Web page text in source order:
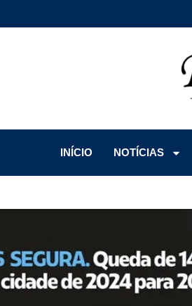
INÍCIO
NOTÍCIAS